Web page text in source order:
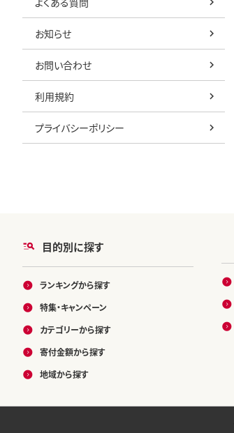
お知らせ
お問い合わせ
利用規約
プライバシーポリシー
目的別に探す
ランキングから探す
特集・キャンペーン
カテゴリーから探す
寄付金額から探す
地域から探す